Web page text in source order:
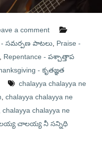
a comment
- సమర్పణ పాటలు, Praise -
Repentance - పశ్చాత్తాప
- కృతజ్ఞత
chalayya chalayya ne
chalayya chalayya ne
chalayya chalayya ne
చాలయ్య నీ సన్నిధి